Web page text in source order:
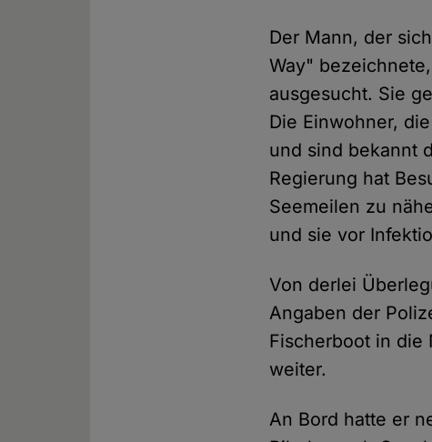
Der Mann, der
Way"
ausgesucht. Sie
Die Einwohner,
und sind bekannt
Regierung hat
Seemeilen zu
und sie vor
Von derlei
Angaben der
Fischerboot in die
weiter.
An Bord hatte er